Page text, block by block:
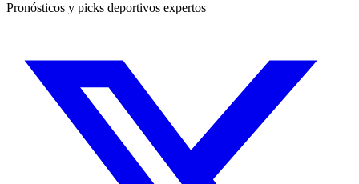
Pronósticos y picks deportivos expertos